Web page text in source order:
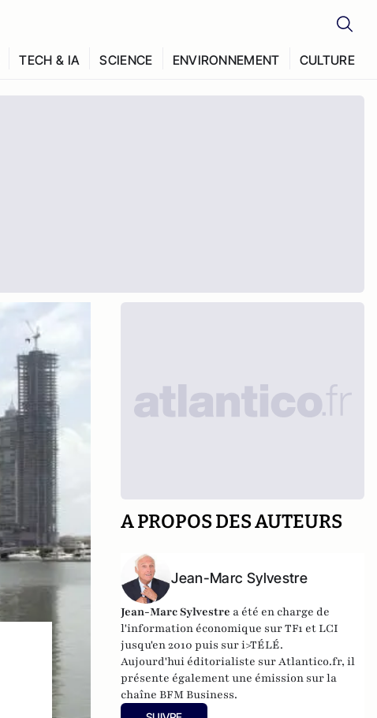
TECH & IA SCIENCE ENVIRONNEMENT CULTURE
A PROPOS DES AUTEURS
Jean-Marc Sylvestre
Jean-Marc Sylvestre a été en charge de
l'information économique sur TF1 et LCI
jusqu'en 2010 puis sur i>TÉLÉ.
Aujourd'hui éditorialiste sur Atlantico.fr, il
présente également une émission sur la
chaîne BFM Business.